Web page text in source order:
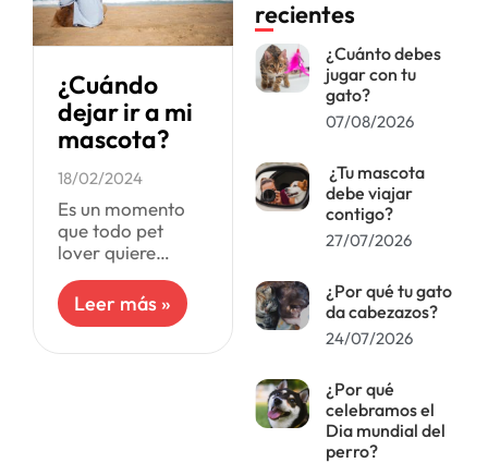
¿Cuándo
dejar ir a mi
mascota?
18/02/2024
Es un momento
que todo pet
lover quiere
es inevitable,
sobre todo
mascotas tienen
Leer más »
recientes
¿Cuánto debes
jugar con tu
gato?
07/08/2026
¿Tu mascota
debe viajar
contigo?
27/07/2026
¿Por qué tu gato
da cabezazos?
24/07/2026
¿Por qué
celebramos el
Dia mundial del
perro?